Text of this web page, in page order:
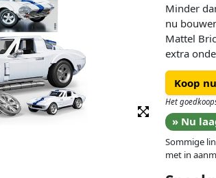
Minder
nu
Mattel
extra
metalen
stellen.
garage
Bouw de
Grand
Ga
Koop
Het
» Nu
Sommige
met in